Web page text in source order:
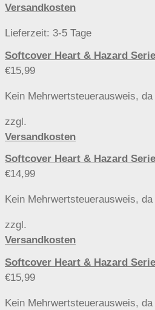
Versandkosten
Lieferzeit: 3-5 Tage
Softcover Heart & Hazard
€15,99
Kein Mehrwertsteuerausweis,
zzgl.
Versandkosten
Softcover Heart & Hazard
€14,99
Kein Mehrwertsteuerausweis,
zzgl.
Versandkosten
Softcover Heart & Hazard
€15,99
Kein Mehrwertsteuerausweis,